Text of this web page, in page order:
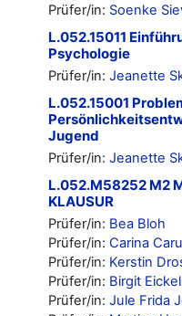
Prüfer/in: Soenke
L.052.15011
Psychologie
Prüfer/in: Jeanette
L.052.15001
Jugend
Prüfer/in: Jeanette
L.052.M58252 M2
KLAUSUR
Prüfer/in: Bea Bloh
Prüfer/in: Carina
Prüfer/in: Kerstin
Prüfer/in: Birgit
Prüfer/in: Jule Frida